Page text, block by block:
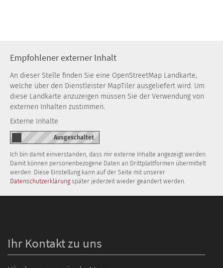
Empfohlener externer Inhalt
An dieser Stelle finden Sie eine OpenStreetMap Landkarte,
welche über den Dienstleister MapTiler ausgeliefert wird. Um
diese Landkarte anzuzeigen müssen Sie der Verwendung von
externen Inhalten zustimmen.
Externe Inhalte
Ich bin damit einverstanden, dass mir externe Inhalte angezeigt werden.
Damit können personenbezogene Daten an Drittplattformen übermittelt
werden. Diese Einstellung kann auf der Seite mit unserer
Datenschutzerklärung später jederzeit wieder geändert werden.
Ihr Kontakt zu uns